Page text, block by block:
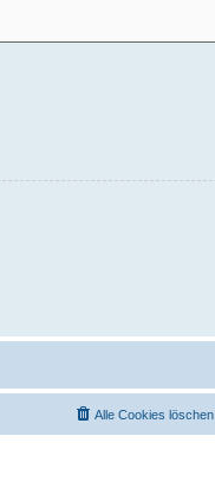
Alle Cookies löschen